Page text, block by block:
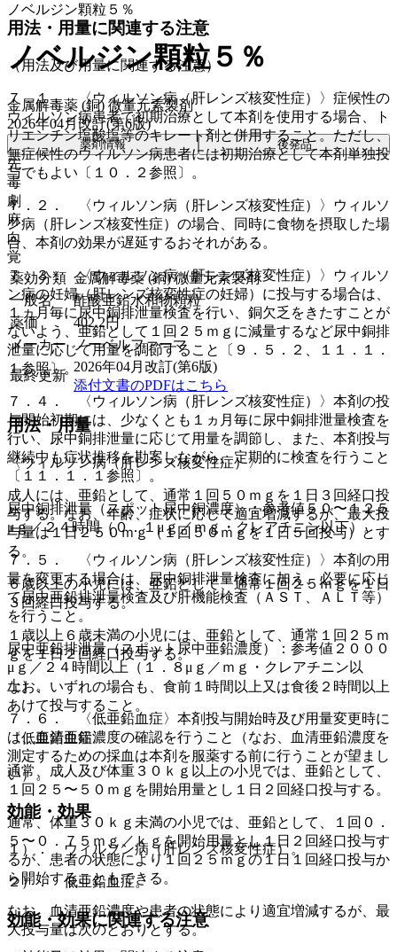
用法・用量に関連する注意
（用法及び用量に関連する注意）
７．１． 〈ウィルソン病（肝レンズ核変性症）〉症候性の
ウィルソン病患者で初期治療として本剤を使用する場合、ト
リエンチン塩酸塩等のキレート剤と併用すること。ただし、
無症候性のウィルソン病患者には初期治療として本剤単独投
与でもよい〔１０．２参照〕。
７．２． 〈ウィルソン病（肝レンズ核変性症）〉ウィルソ
ン病（肝レンズ核変性症）の場合、同時に食物を摂取した場
合、本剤の効果が遅延するおそれがある。
７．３． 〈ウィルソン病（肝レンズ核変性症）〉ウィルソ
ン病の妊婦（肝レンズ核変性症の妊婦）に投与する場合は、
１ヵ月毎に尿中銅排泄量検査を行い、銅欠乏をきたすことが
ないよう、亜鉛として１回２５ｍｇに減量するなど尿中銅排
泄量に応じて用量を調節すること〔９．５．２、１１．１．
１参照〕。
７．４． 〈ウィルソン病（肝レンズ核変性症）〉本剤の投
与開始初期には、少なくとも１ヵ月毎に尿中銅排泄量検査を
行い、尿中銅排泄量に応じて用量を調節し、また、本剤投与
継続中も症状推移を勘案しながら、定期的に検査を行うこと
〔１１．１．１参照〕。
尿中銅排泄量（スポット尿中銅濃度）：参考値５０〜１２５
μｇ／２４時間（０．１μｇ／ｍｇ・クレアチニン以下）。
７．５． 〈ウィルソン病（肝レンズ核変性症）〉本剤の用
量を変更する場合は、尿中銅排泄量検査に加え、必要に応じ
て尿中亜鉛排泄量検査及び肝機能検査（ＡＳＴ、ＡＬＴ等）
を行うこと。
尿中亜鉛排泄量（スポット尿中亜鉛濃度）：参考値２０００
μｇ／２４時間以上（１．８μｇ／ｍｇ・クレアチニン以
上）。
７．６． 〈低亜鉛血症〉本剤投与開始時及び用量変更時に
は、血清亜鉛濃度の確認を行うこと（なお、血清亜鉛濃度を
測定するための採血は本剤を服薬する前に行うことが望まし
い）。
効能・効果
１）． ウィルソン病（肝レンズ核変性症）。
２）． 低亜鉛血症。
効能・効果に関連する注意
ノベルジン顆粒５％
ノベルジン顆粒５％
金属解毒薬 (銅) 微量元素製剤
2026年04月改訂(第6版)
薬剤情報 後発品
先
毒
劇
麻
向
覚
薬効分類 金属解毒薬 (銅) 微量元素製剤
一般名
酢酸亜鉛水和物顆粒
薬価
402.2円
メーカー ノーベルファーマ
最終更新
2026年04月改訂(第6版)
添付文書のPDFはこちら
用法・用量
〈ウィルソン病（肝レンズ核変性症）〉
成人には、亜鉛として、通常１回５０ｍｇを１日３回経口投
与する。なお、年齢、症状に応じて適宜増減するが、最大投
与量は１日２５０ｍｇ（１回５０ｍｇを１日５回投与）とす
る。
６歳以上の小児には、亜鉛として、通常１回２５ｍｇを１日
３回経口投与する。
１歳以上６歳未満の小児には、亜鉛として、通常１回２５ｍ
ｇを１日２回経口投与する。
なお、いずれの場合も、食前１時間以上又は食後２時間以上
あけて投与すること。
〈低亜鉛血症〉
通常、成人及び体重３０ｋｇ以上の小児では、亜鉛として、
１回２５〜５０ｍｇを開始用量とし１日２回経口投与する。
通常、体重３０ｋｇ未満の小児では、亜鉛として、１回０．
５〜０．７５ｍｇ／ｋｇを開始用量とし１日２回経口投与す
るが、患者の状態により１回２５ｍｇの１日１回経口投与か
ら開始することもできる。
なお、血清亜鉛濃度や患者の状態により適宜増減するが、最
大投与量は次のとおりとする。